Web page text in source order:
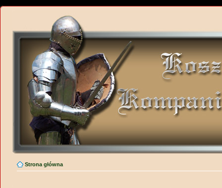
Strona główna